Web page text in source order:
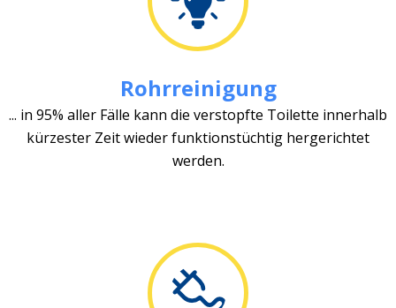
Rohrreinigung
... in 95% aller Fälle kann die verstopfte Toilette innerhalb
kürzester Zeit wieder funktionstüchtig hergerichtet
werden.